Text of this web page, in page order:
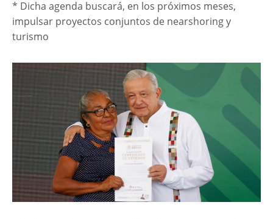
* Dicha agenda buscará, en los próximos meses,
impulsar proyectos conjuntos de nearshoring y
turismo